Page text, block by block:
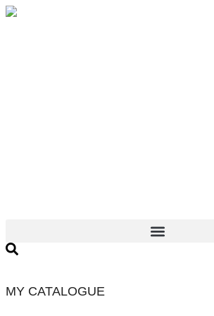
Skip
MY CATALOGUE